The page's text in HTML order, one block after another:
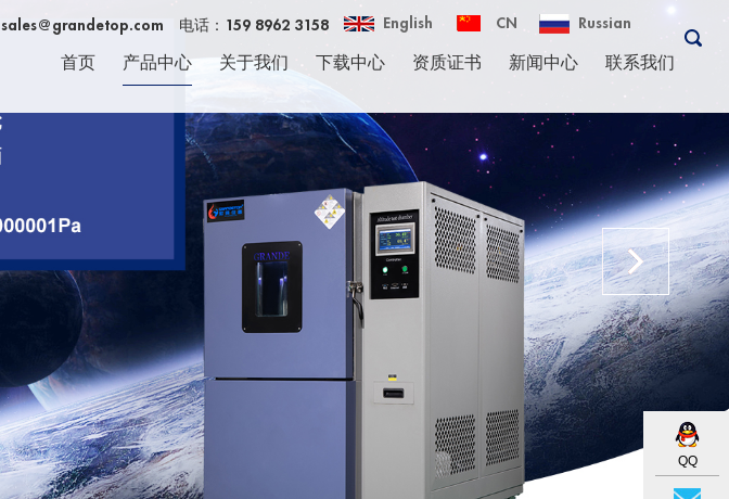
Russian
CN
English
电话：159 8962 3158
sales@grandetop.com
首页 产品中心 关于我们 下载中心 资质证书 新闻中心 联系我们
QQ